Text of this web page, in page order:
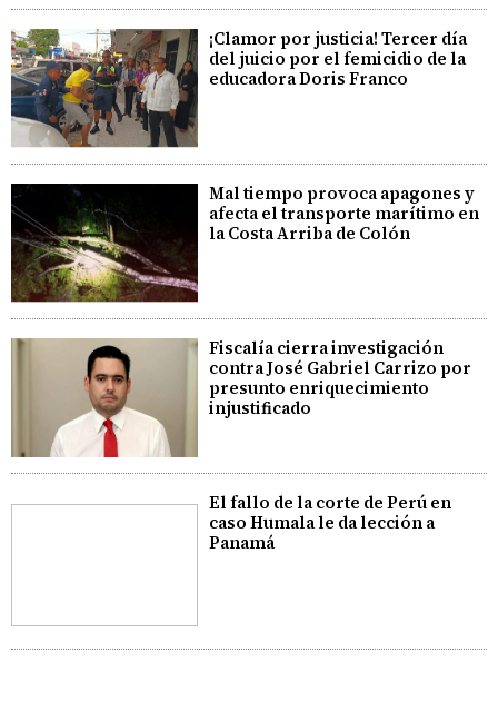
¡Clamor por justicia! Tercer día
del juicio por el femicidio de la
educadora Doris Franco
Mal tiempo provoca apagones y
afecta el transporte marítimo en
la Costa Arriba de Colón
Fiscalía cierra investigación
contra José Gabriel Carrizo por
presunto enriquecimiento
injustificado
El fallo de la corte de Perú en
caso Humala le da lección a
Panamá